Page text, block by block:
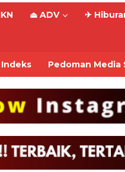
⏏ ADV ✈
Indeks Pedoman Media